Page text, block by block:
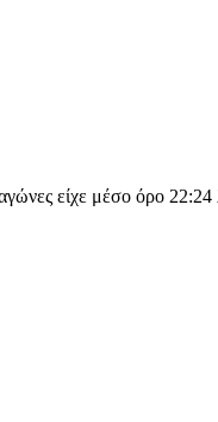
είχε μέσο όρο